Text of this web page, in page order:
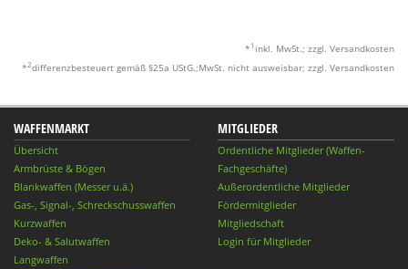
* 1 inkl. MwSt.; zzgl. Versandkosten
*2differenzbesteuert gemäß §25a UStG.;MwSt. nicht ausweisbar; zzgl. Versandkosten
WAFFENMARKT
Übersicht
Armbrüste & Bögen
Blankwaffen (Messer u.ä.)
Gas-, Signal-, Schreckschusswaffen
Kurzwaffen
Deko- & Salutwaffen
Langwaffen
MITGLIEDER
Ordentliche Mitglieder (Waffen-
Fachgeschäfte)
Außerordentliche Mitglieder
Fördermitglieder
Mitgliedschaft
Login für Mitglieder